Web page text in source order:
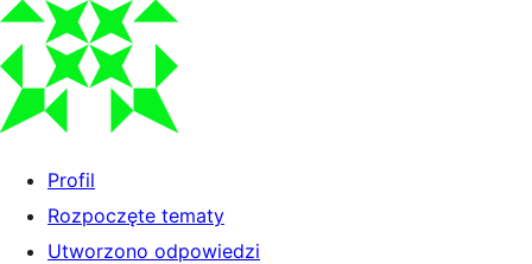
Profil
Rozpoczęte tematy
Utworzono odpowiedzi